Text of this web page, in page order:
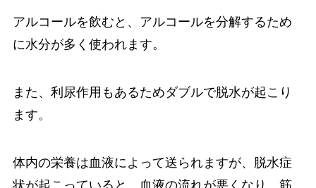
アルコールを飲むと、アルコールを分解するため
に水分が多く使われます。
また、利尿作用もあるためダブルで脱水が起こり
ます。
体内の栄養は血液によって送られますが、脱水症
状が起こっていると、血液の流れが悪くなり、筋